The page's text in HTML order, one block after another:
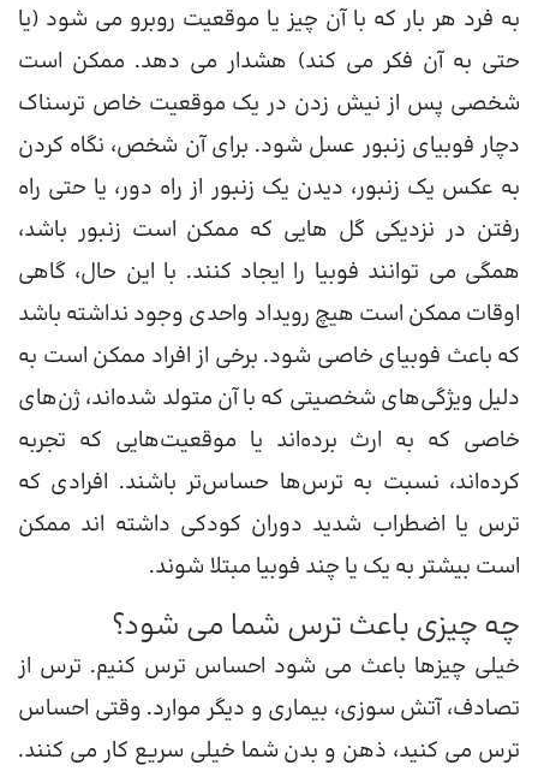
به فرد هر بار که با آن چیز یا موقعیت روبرو می شود (یا
حتی به آن فکر می کند) هشدار می دهد. ممکن است
شخصی پس از نیش زدن در یک موقعیت خاص ترسناک
دچار فوبیای زنبور عسل شود. برای آن شخص، نگاه کردن
به عکس یک زنبور، دیدن یک زنبور از راه دور، یا حتی راه
رفتن در نزدیکی گل هایی که ممکن است زنبور باشد،
همگی می توانند فوبیا را ایجاد کنند. با این حال، گاهی
اوقات ممکن است هیچ رویداد واحدی وجود نداشته باشد
که باعث فوبیای خاصی شود. برخی از افراد ممکن است به
دلیل ویژگی‌های شخصیتی که با آن متولد شده‌اند، ژن‌های
خاصی که به ارث برده‌اند یا موقعیت‌هایی که تجربه
کرده‌اند، نسبت به ترس‌ها حساس‌تر باشند. افرادی که
ترس یا اضطراب شدید دوران کودکی داشته اند ممکن
است بیشتر به یک یا چند فوبیا مبتلا شوند.
چه چیزی باعث ترس شما می شود؟
خیلی چیزها باعث می شود احساس ترس کنیم. ترس از
تصادف، آتش سوزی، بیماری و دیگر موارد. وقتی احساس
ترس می کنید، ذهن و بدن شما خیلی سریع کار می کنند.